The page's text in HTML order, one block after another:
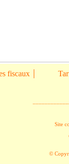
fiscaux
Site
©